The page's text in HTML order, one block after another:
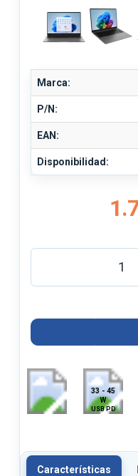
Marca:
P/N:
EAN:
Disponibilidad:
33 - 45
W
USB PD
Características